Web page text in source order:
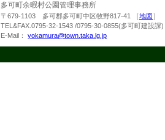
多可町余暇村公園管理事務所
〒679-1103 多可郡多可町中区牧野817-41 ［地図］
TEL&FAX.0795-32-1543 /0795-30-0855(多可町建設課)
E-Mail： yokamura@town.taka.lg.jp